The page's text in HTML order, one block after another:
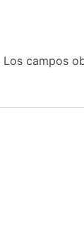
Los campos